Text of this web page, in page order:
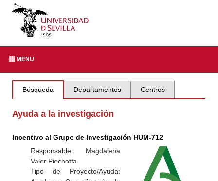
MENU
Búsqueda Departamentos Centros
Ayuda a la investigación
Incentivo al Grupo de Investigación HUM-712
Responsable: Magdalena
Valor Piechotta
Tipo de Proyecto/Ayuda: